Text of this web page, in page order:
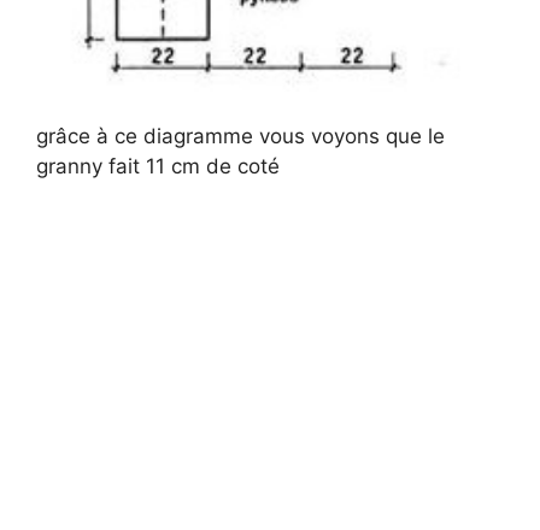
grâce à ce diagramme vous voyons que le
granny fait 11 cm de coté